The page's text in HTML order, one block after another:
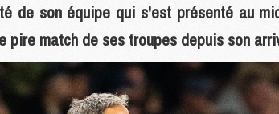
de son équipe qui s'est présenté au
pire match de ses troupes depuis son